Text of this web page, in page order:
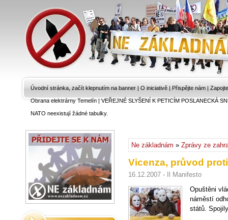
Úvodní stránka, začít klepnutím na banner | O iniciativě | Přispějte nám |
Obrana elektrárny Temelín|VEŘEJNÉ SLYŠENÍ K PETICÍM POSLANECKÁ
NATO neexistují žádné tabulky.
Ne základnám » Zprávy ze
Vicenza, průvod
16.12.2007 - Il Manifesto
Opuštěni
náměstí
států.